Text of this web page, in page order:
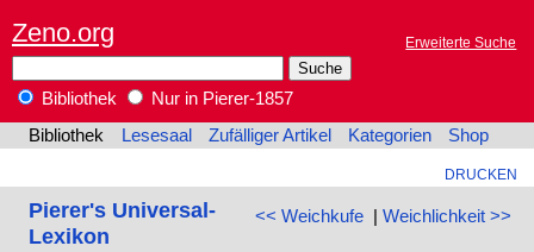
Zeno.org Erweiterte Suche
Bibliothek
Nur in Pierer-1857
Bibliothek
Lesesaal Zufälliger Artikel Kategorien Shop
DRUCKEN
<< Weichkufe| Weichlichkeit >>
Pierer's Universal-
Lexikon